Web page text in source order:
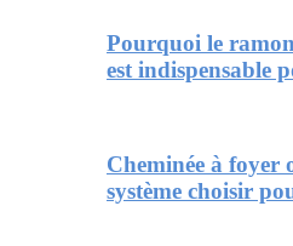
Pourquoi le
est indispensable
Cheminée à foyer
système choisir